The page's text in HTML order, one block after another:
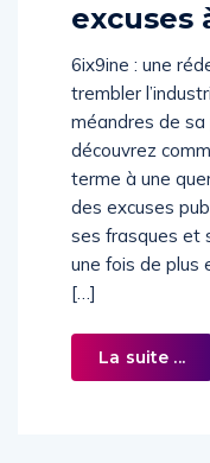
excuses
6ix9ine : une
trembler
méandres de
découvrez
terme à une
des excuses
ses frasques et
une fois de plus
[…]
La suite ...